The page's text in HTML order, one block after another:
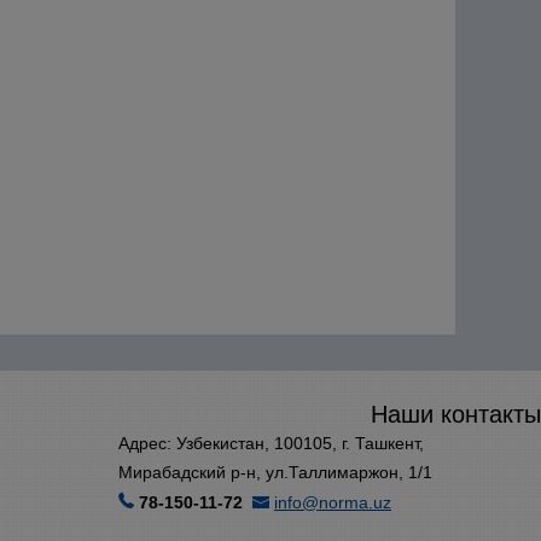
Наши контакты
Адрес: Узбекистан, 100105, г. Ташкент,
Мирабадский р-н, ул.Таллимаржон, 1/1
78-150-11-72
info@norma.uz